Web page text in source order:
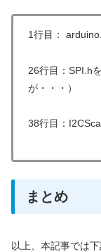
1行目：
26行目：SPI.h
が・・・）
38行目：
まとめ
以上、本記事では